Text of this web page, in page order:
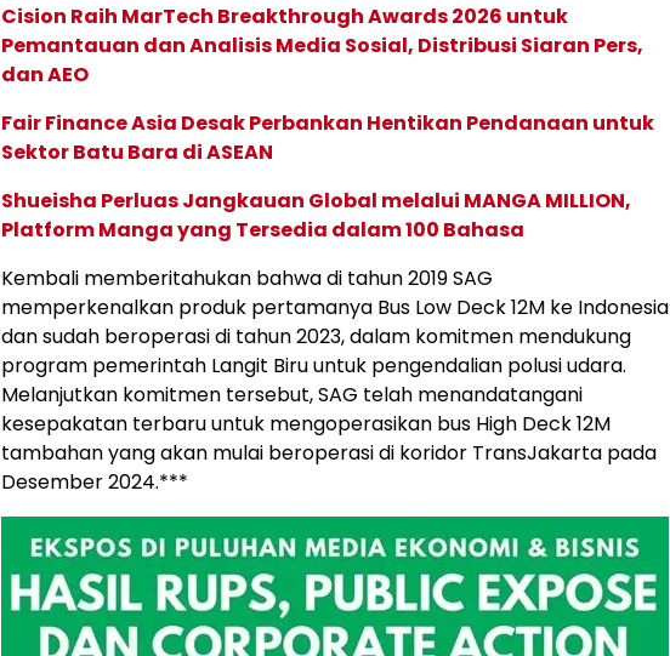
Cision Raih MarTech Breakthrough Awards 2026 untuk
Pemantauan dan Analisis Media Sosial, Distribusi Siaran Pers,
dan AEO
Fair Finance Asia Desak Perbankan Hentikan Pendanaan untuk
Sektor Batu Bara di ASEAN
Shueisha Perluas Jangkauan Global melalui MANGA MILLION,
Platform Manga yang Tersedia dalam 100 Bahasa
Kembali memberitahukan bahwa di tahun 2019 SAG
memperkenalkan produk pertamanya Bus Low Deck 12M ke Indonesia
dan sudah beroperasi di tahun 2023, dalam komitmen mendukung
program pemerintah Langit Biru untuk pengendalian polusi udara.
Melanjutkan komitmen tersebut, SAG telah menandatangani
kesepakatan terbaru untuk mengoperasikan bus High Deck 12M
tambahan yang akan mulai beroperasi di koridor TransJakarta pada
Desember 2024.***